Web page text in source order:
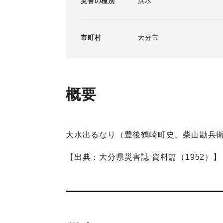
市町村 大分市
概要
大水出るなり（豊後鶴崎町史、柴山勘兵
【出典：大分県災害誌 資料篇（1952）】